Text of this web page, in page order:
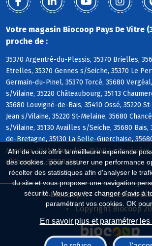
Afin de vous offrir la meilleure expérience
des cookies : pour assurer une performance
récolter des statistiques afin d'analyser le
du site et vous proposer une navigation
sécurité. Vous pouvez changer d'avis à
paramétrant vos cookies. OK
En savoir plus et paramétrer
Votre magasin Biocoop Pays De Vitre
proche de :
35370 Argentré-du-Plessis, 35370 Brielles,
Etrelles, 35370 Gennes s/Seiche, 35370 Le
Germain-du-Pinel, 35370 Torcé, 35680
s/Vilaine, 35220 Châteaubourg, 35113
35680 Louvigné-de-Bais, 35410 Ossé, 35220
Jean s/Vilaine, 35220 St-Melaine, 35680
s/Vilaine, 35130 Availles s/Seiche, 35680 Bais,
de-Bretagne, 35130 La Selle-Guerchaise,
Moutiers, 35450 Dourdain, 35340 La
s/Changeon, 35500 Vitré
Biocoop.fr
Le réseau
Copyright Biocoop